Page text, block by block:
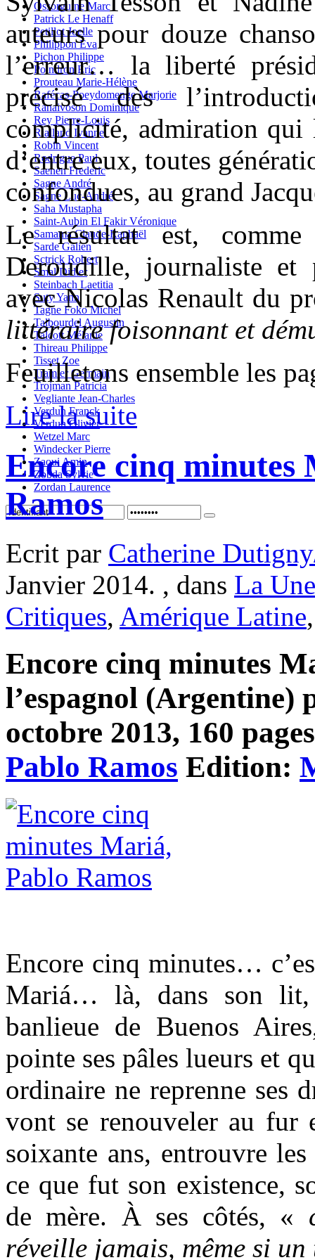
Ossorguine Marc
Patrick Le Henaff
Petillot Joelle
Philippon Eva
Pichon Philippe
Poindron Eric
Prouteau Marie-Hélène
Rafécas-Poeydomenge Marjorie
Ranaivoson Dominique
Rey Pierre-Louis
Rialland Ivanne
Robin Vincent
Rodrigue Paul
Saenen Frederic
Sagne André
Sagne Luc-André
Saha Mustapha
Saint-Aubin El Fakir Véronique
Samama Claude-Raphaël
Sarde Galien
Sctrick Robert
Smal Didier
Steinbach Laetitia
Suty Yann
Tagne Foko Michel
Talbourdel Augustin
Talcott Mélanie
Thireau Philippe
Tisset Zoe
Tramier Germain
Trojman Patricia
Vegliante Jean-Charles
Verdun Franck
Verdun Olivier
Wetzel Marc
Windecker Pierre
Zaoui Amin
Zobda Sylvie
Zordan Laurence
auteurs pour douze
l’erreur… la liberté
précisé dès
complicité, admiration qui
d’entre eux, toutes
confondues, au grand
Le résultat est, comme
Deroudille, journaliste et
avec Nicolas Renault du
littéraire foisonnant et
Feuilletons ensemble les
Lire la suite
Encore cinq minutes
Ramos
Ecrit par Catherine
Janvier 2014. , dans La
Critiques, Amérique Latine
Encore cinq minutes
l’espagnol (Argentine)
octobre 2013, 160
Pablo Ramos Edition:
Encore cinq minutes…
Mariá… là, dans son lit,
banlieue de Buenos
pointe ses pâles lueurs et
ordinaire ne reprenne ses
vont se renouveler au fur
soixante ans, entrouvre
ce que fut son existence,
de mère. À ses côtés, «
réveille jamais, même si